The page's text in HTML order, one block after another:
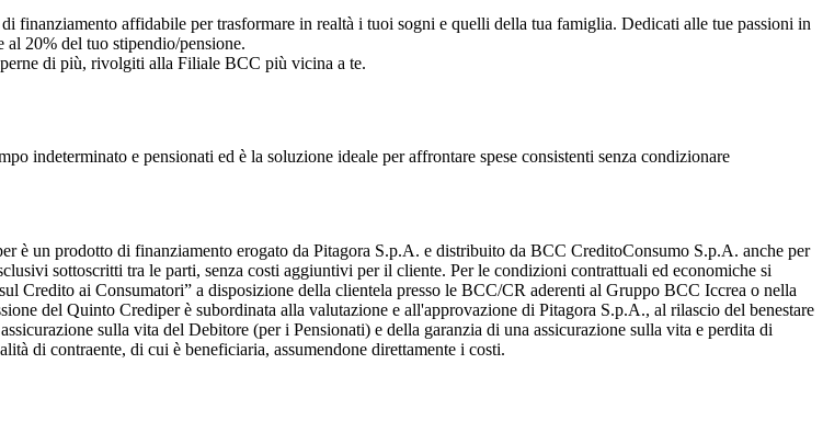
finanziamento affidabile per trasformare in realtà i tuoi sogni e quelli della tua famiglia. Dedicati alle tue passioni in
al 20% del tuo stipendio/pensione.
di più, rivolgiti alla Filiale BCC più vicina a te.
indeterminato e pensionati ed è la soluzione ideale per affrontare spese consistenti senza condizionare
è un prodotto di finanziamento erogato da Pitagora S.p.A. e distribuito da BCC CreditoConsumo S.p.A. anche per
sottoscritti tra le parti, senza costi aggiuntivi per il cliente. Per le condizioni contrattuali ed economiche si
Credito ai Consumatori” a disposizione della clientela presso le BCC/CR aderenti al Gruppo BCC Iccrea o nella
del Quinto Crediper è subordinata alla valutazione e all'approvazione di Pitagora S.p.A., al rilascio del benestare
sulla vita del Debitore (per i Pensionati) e della garanzia di una assicurazione sulla vita e perdita di
di contraente, di cui è beneficiaria, assumendone direttamente i costi.